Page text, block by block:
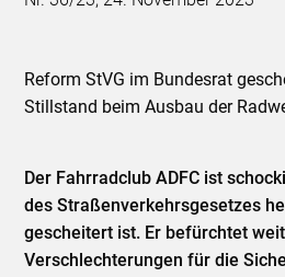
Reform StVG im Bundesrat
Stillstand beim Ausbau der
Der Fahrradclub ADFC ist
des Straßenverkehrsgesetzes
gescheitert ist. Er befürchtet
Verschlechterungen für die